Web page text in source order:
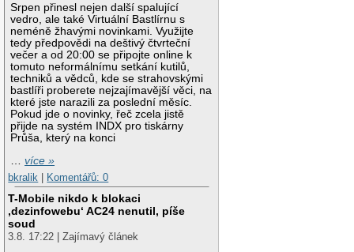
Srpen přinesl nejen další spalující
vedro, ale také Virtuální Bastlírnu s
neméně žhavými novinkami. Využijte
tedy předpovědi na deštivý čtvrteční
večer a od 20:00 se připojte online k
tomuto neformálnímu setkání kutilů,
techniků a vědců, kde se strahovskými
bastlíři proberete nejzajímavější věci, na
které jste narazili za poslední měsíc.
Pokud jde o novinky, řeč zcela jistě
přijde na systém INDX pro tiskárny
Průša, který na konci
…více »
bkralik
Komentářů: 0
T-Mobile nikdo k blokaci
‚dezinfowebu‘ AC24 nenutil, píše
soud
3.8. 17:22 | Zajímavý článek